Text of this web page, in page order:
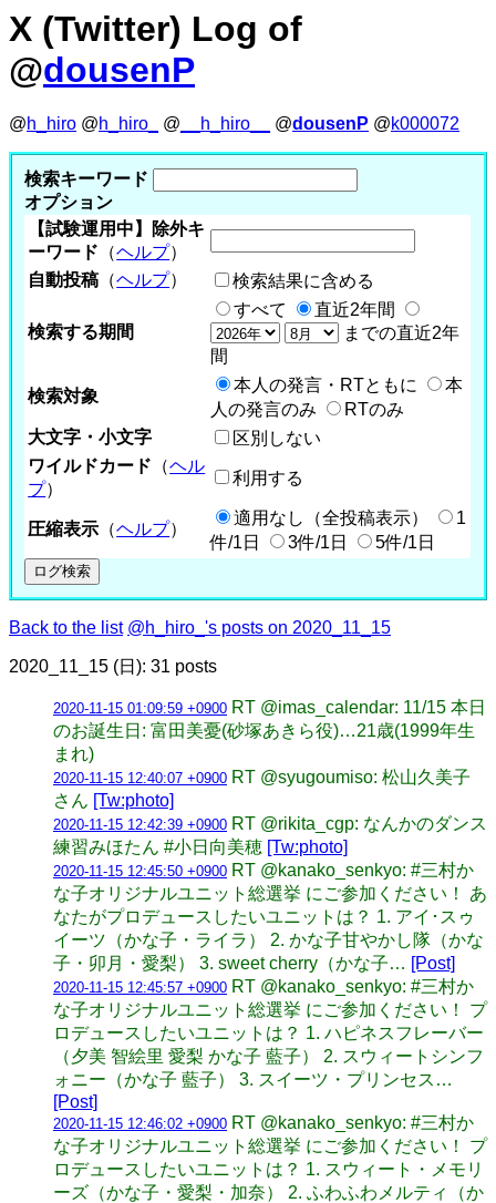
X (Twitter) Log of
@dousenP
@h_hiro @h_hiro_ @ __h_hiro__ @dousenP @k000072
検索キーワード
オプション
【試験運用中】除外キ
ーワード （ヘルプ）
自動投稿 （ヘルプ） 検索結果に含める
検索する期間
すべて
直近2年間
までの直近2年
間
検索対象
本人の発言・RTともに
本
人の発言のみ
RTのみ
大文字・小文字
区別しない
ワイルドカード （ヘル
プ）
利用する
圧縮表示 （ヘルプ）
適用なし（全投稿表示）
1
件/1日
3件/1日 5件/1日
Back to the list @h_hiro_'s posts on 2020_11_15
2020_11_15 (日): 31 posts
2020-11-15 01:09:59 +0900 RT @imas_calendar: 11/15 本日
のお誕生日: 富田美憂(砂塚あきら役)…21歳(1999年生
まれ)
2020-11-15 12:40:07 +0900 RT @syugoumiso: 松山久美子
さん [Tw:photo]
2020-11-15 12:42:39 +0900 RT @rikita_cgp: なんかのダンス
練習みほたん #小日向美穂 [Tw:photo]
2020-11-15 12:45:50 +0900 RT @kanako_senkyo: #三村か
な子オリジナルユニット総選挙 にご参加ください！ あ
なたがプロデュースしたいユニットは？ 1. アイ･スゥ
イーツ（かな子・ライラ） 2. かな子甘やかし隊（かな
子・卯月・愛梨） 3. sweet cherry（かな子… [Post]
2020-11-15 12:45:57 +0900 RT @kanako_senkyo: #三村か
な子オリジナルユニット総選挙 にご参加ください！ プ
ロデュースしたいユニットは？ 1. ハピネスフレーバー
（夕美 智絵里 愛梨 かな子 藍子） 2. スウィートシンフ
ォニー（かな子 藍子） 3. スイーツ・プリンセス…
[Post]
2020-11-15 12:46:02 +0900 RT @kanako_senkyo: #三村か
な子オリジナルユニット総選挙 にご参加ください！ プ
ロデュースしたいユニットは？ 1. スウィート・メモリ
ーズ（かな子・愛梨・加奈） 2. ふわふわメルティ（か